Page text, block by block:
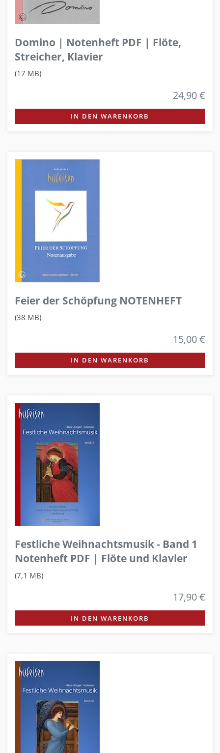
Domino | Notenheft PDF | Flöte,
Streicher, Klavier
(17 MB)
24,90 €
IN DEN WARENKORB
Feier der Schöpfung NOTENHEFT
(38 MB)
15,00 €
IN DEN WARENKORB
Festliche Weihnachtsmusik - Band 1
Notenheft PDF | Flöte und Klavier
(7,1 MB)
17,90 €
IN DEN WARENKORB